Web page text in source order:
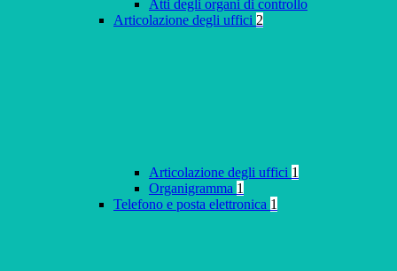
Atti degli organi di controllo
Articolazione degli uffici 2
Articolazione degli uffici 1
Organigramma 1
Telefono e posta elettronica 1